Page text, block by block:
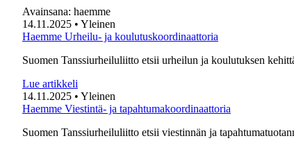
Avainsana: haemme
14.11.2025 • Yleinen
Haemme Urheilu- ja koulutuskoordinaattoria
Suomen Tanssiurheiluliitto etsii urheilun ja koulutuksen
Lue artikkeli
14.11.2025 • Yleinen
Haemme Viestintä- ja tapahtumakoordinaattoria
Suomen Tanssiurheiluliitto etsii viestinnän ja